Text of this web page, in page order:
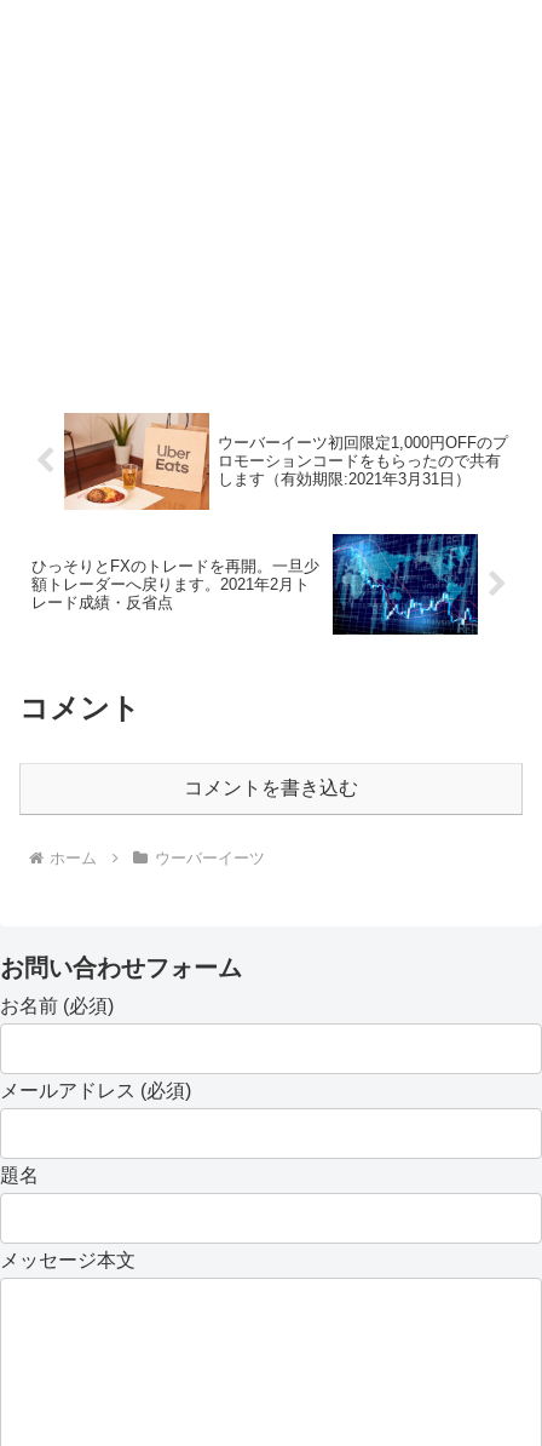
ウーバーイーツ初回限定1,000円OFFのプ
ロモーションコードをもらったので共有
します（有効期限:2021年3月31日）
ひっそりとFXのトレードを再開。一旦少
額トレーダーへ戻ります。2021年2月ト
レード成績・反省点
コメント
コメントを書き込む
ホーム ウーバーイーツ
お問い合わせフォーム
お名前 (必須)
メールアドレス (必須)
題名
メッセージ本文